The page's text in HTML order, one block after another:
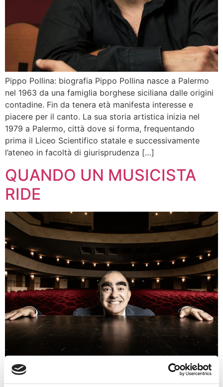
Pippo Pollina: biografia Pippo Pollina nasce a Palermo
nel 1963 da una famiglia borghese siciliana dalle origini
contadine. Fin da tenera età manifesta interesse e
piacere per il canto. La sua storia artistica inizia nel
1979 a Palermo, città dove si forma, frequentando
prima il Liceo Scientifico statale e successivamente
l’ateneo in facoltà di giurisprudenza […]
QUANDO UN MUSICISTA
RIDE
Giocare e ridere con la musica e le canzoni. Impresa
facile per Elio e la sua band di giovanissimi virtuosi che,